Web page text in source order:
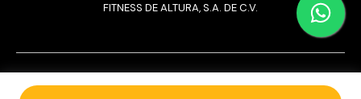
FITNESS DE ALTURA, S.A. DE C.V.